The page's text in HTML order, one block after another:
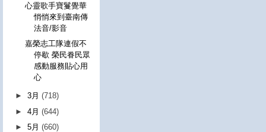
心靈歌手寶鬘覺華
悄悄來到臺南傳
法音/影音
嘉榮志工隊連假不
停歇 榮民眷民眾
感動服務貼心用
心
►3月(718)
►4月(644)
►5月(660)